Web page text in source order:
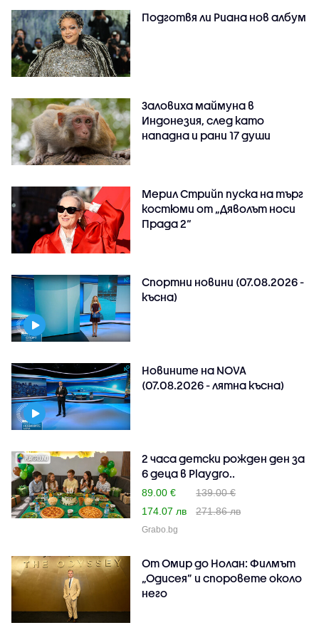
Подготвя ли Риана нов албум
Заловиха маймуна в
Индонезия, след като
нападна и рани 17 души
Мерил Стрийп пуска на търг
костюми от „Дяволът носи
Прада 2“
Спортни новини (07.08.2026 -
късна)
Новините на NOVA
(07.08.2026 - лятна късна)
2 часа детски рожден ден за
6 деца в Playgro..
89.00 €
139.00 €
174.07 лв
271.86 лв
Grabo.bg
От Омир до Нолан: Филмът
„Одисея” и споровете около
него